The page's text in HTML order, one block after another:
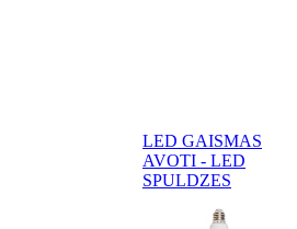
LED GAISMAS
AVOTI - LED
SPULDZES